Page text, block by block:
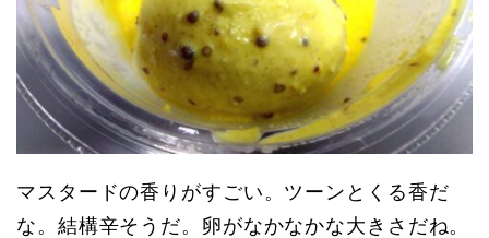
マスタードの香りがすごい。ツーンとくる香だ
な。結構辛そうだ。卵がなかなかな大きさだね。